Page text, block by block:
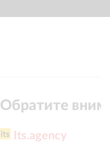
Обратите
Its.agency